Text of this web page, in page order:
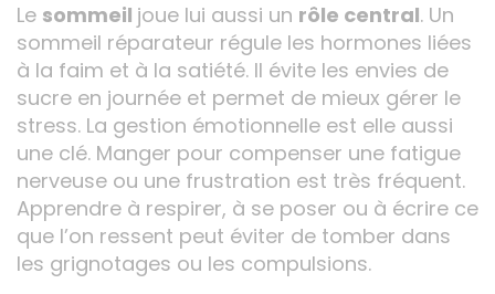
Le sommeil joue lui aussi un rôle central. Un
sommeil réparateur régule les hormones liées
à la faim et à la satiété. Il évite les envies de
sucre en journée et permet de mieux gérer le
stress. La gestion émotionnelle est elle aussi
une clé. Manger pour compenser une fatigue
nerveuse ou une frustration est très fréquent.
Apprendre à respirer, à se poser ou à écrire ce
que l’on ressent peut éviter de tomber dans
les grignotages ou les compulsions.